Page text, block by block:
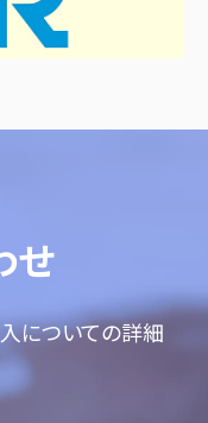
せ
についての詳細